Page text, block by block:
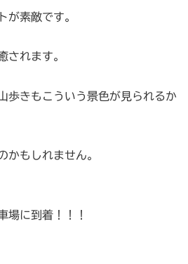
が素敵です。
されます。
歩きもこういう景色が見られるか
かもしれません。
場に到着！！！